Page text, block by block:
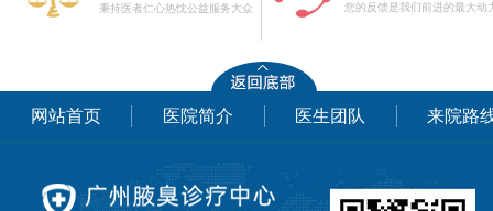
秉持医者仁心热忱公益服务大众 您的反馈是我们前进的最大动
网站首页 医院简介 医生团队 来院路